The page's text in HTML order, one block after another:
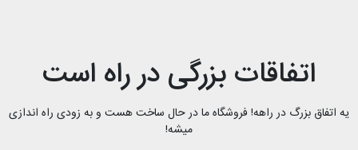
اتفاقات بزرگی در راه است
یه اتفاق بزرگ در راهه! فروشگاه ما در حال ساخت هست و به زودی راه اندازی
میشه!